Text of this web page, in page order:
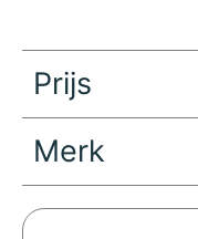
Prijs
Merk